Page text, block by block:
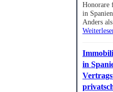
Honorare
in
Anders
in